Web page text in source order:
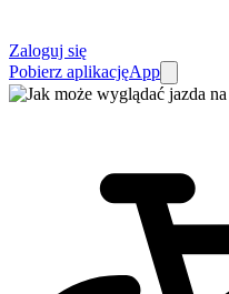
Zaloguj się
Pobierz aplikacjęApp